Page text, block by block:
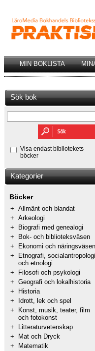
MIN BOKLISTA
Sök bok
Visa endast bibliotekets
böcker
Kategorier
Böcker
+ Allmänt och blandat
+ Arkeologi
+
Biografi med genealogi
+
Bok- och biblioteksväsen
+
Ekonomi och näringsväsen
+
Etnografi, socialantropologi
och etnologi
+
Filosofi och psykologi
+ Geografi och lokalhistoria
+
Historia
+
Idrott, lek och spel
+
Konst, musik, teater, film
och fotokonst
+
Litteraturvetenskap
+
Mat och Dryck
+
Matematik